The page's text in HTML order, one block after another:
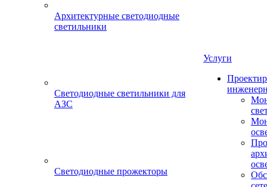
Архитектурные светодиодные
светильники
Светодиодные светильники для
АЗС
Светодиодные прожекторы
Услуги